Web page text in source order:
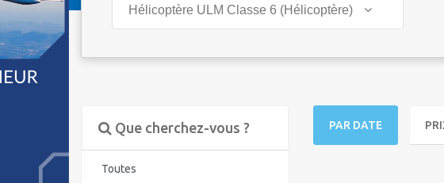
Hélicoptère ULM Classe 6 (Hélicoptère)
Que cherchez-vous ?
Toutes
PAR DATE